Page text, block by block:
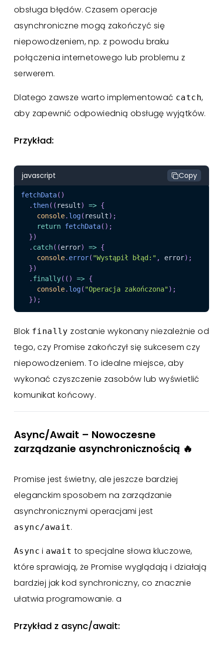
obsługa błędów. Czasem operacje
asynchroniczne mogą zakończyć się
niepowodzeniem, np. z powodu braku
połączenia internetowego lub problemu z
serwerem.
Dlatego zawsze warto implementować catch,
aby zapewnić odpowiednią obsługę wyjątków.
Przykład:
javascript Copy
fetchData( )
. then( ( result) => {
console. log( result) ;
return fetchData( ) ;
})
. catch( (error) => {
console. error( "Wystąpił błąd:" , error) ;
})
. finally( ( ) => {
console. log( "Operacja zakończona") ;
}) ;
Blok finally zostanie wykonany niezależnie od
tego, czy Promise zakończył się sukcesem czy
niepowodzeniem. To idealne miejsce, aby
wykonać czyszczenie zasobów lub wyświetlić
komunikat końcowy.
Async/Await – Nowoczesne
zarządzanie asynchronicznością 🔥
Promise jest świetny, ale jeszcze bardziej
eleganckim sposobem na zarządzanie
asynchronicznymi operacjami jest
async/await.
Async i await to specjalne słowa kluczowe,
które sprawiają, że Promise wyglądają i działają
bardziej jak kod synchroniczny, co znacznie
ułatwia programowanie. a
Przykład z async/await: